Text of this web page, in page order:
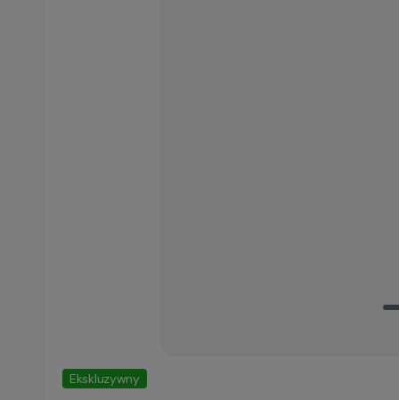
Ekskluzywny